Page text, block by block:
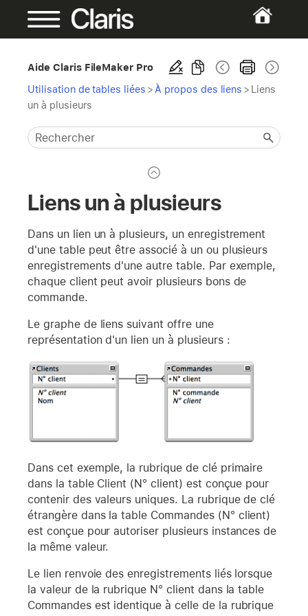
Aide Claris FileMaker Pro
Utilisation de tables liées > À propos des liens > Liens
un à plusieurs
Liens un à plusieurs
Dans un lien un à plusieurs, un enregistrement
d'une table peut être associé à un ou plusieurs
enregistrements d'une autre table. Par exemple,
chaque client peut avoir plusieurs bons de
commande.
Le graphe de liens suivant offre une
représentation d'un lien un à plusieurs :
Dans cet exemple, la rubrique de clé primaire
dans la table Client (N° client) est conçue pour
contenir des valeurs uniques. La rubrique de clé
étrangère dans la table Commandes (N° client)
est conçue pour autoriser plusieurs instances de
la même valeur.
Le lien renvoie des enregistrements liés lorsque
la valeur de la rubrique N° client dans la table
Commandes est identique à celle de la rubrique